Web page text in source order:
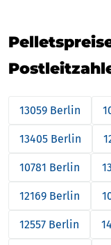
13059 Berlin
13405 Berlin
10781 Berlin
12169 Berlin
12557 Berlin